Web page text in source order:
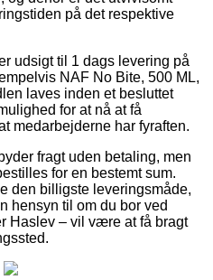
på det respektive
udsigt til 1 dags levering på
NAF No Bite, 500 ML,
laves inden et besluttet
for at nå at få
medarbejderne har fyraften.
fragt uden betaling, men
for en bestemt sum.
den billigste leveringsmåde,
hensyn til om du bor ved
Haslev – vil være at få bragt